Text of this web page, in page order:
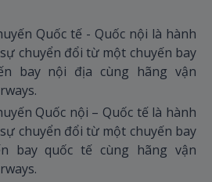
Quốc tế - Quốc nội là hành
chuyển đổi từ một chuyến bay
bay nội địa cùng hãng vận
Quốc nội – Quốc tế là hành
chuyển đổi từ một chuyến bay
bay quốc tế cùng hãng vận